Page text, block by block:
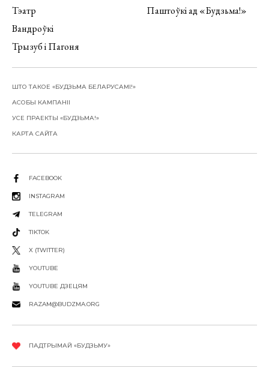
Тэатр
Вандроўкі
Трызуб і Пагоня
Паштоўкі ад «Будзьма!»
ШТО ТАКОЕ «БУДЗЬМА БЕЛАРУСАМІ!»
АСОБЫ КАМПАНІІ
УСЕ ПРАЕКТЫ «БУДЗЬМА!»
КАРТА САЙТА
FACEBOOK
INSTAGRAM
TELEGRAM
TIKTOK
X (TWITTER)
YOUTUBE
YOUTUBE ДЗЕЦЯМ
RAZAM@BUDZMA.ORG
ПАДТРЫМАЙ «БУДЗЬМУ»